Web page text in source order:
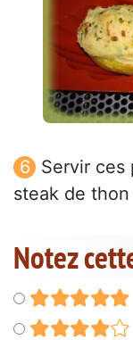
Servir ces
steak de thon
Notez